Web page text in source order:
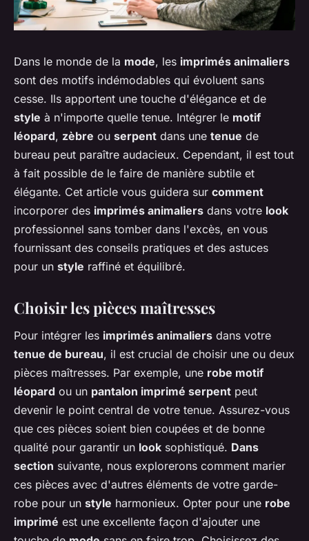
Dans le monde de la mode, les imprimés animaliers
sont des motifs indémodables qui évoluent sans
cesse. Ils apportent une touche d'élégance et de
style à n'importe quelle tenue. Intégrer le motif
léopard, zèbre ou serpent dans une tenue de
bureau peut paraître audacieux. Cependant, il est tout
à fait possible de le faire de manière subtile et
élégante. Cet article vous guidera sur comment
incorporer des imprimés animaliers dans votre look
professionnel sans tomber dans l'excès, en vous
fournissant des conseils pratiques et des astuces
pour un style raffiné et équilibré.
Choisir les pièces maîtresses
Pour intégrer les imprimés animaliers dans votre
tenue de bureau, il est crucial de choisir une ou deux
pièces maîtresses. Par exemple, une robe motif
léopard ou un pantalon imprimé serpent peut
devenir le point central de votre tenue. Assurez-vous
que ces pièces soient bien coupées et de bonne
qualité pour garantir un look sophistiqué. Dans
section suivante, nous explorerons comment marier
ces pièces avec d'autres éléments de votre garde-
robe pour un style harmonieux. Opter pour une robe
imprimé est une excellente façon d'ajouter une